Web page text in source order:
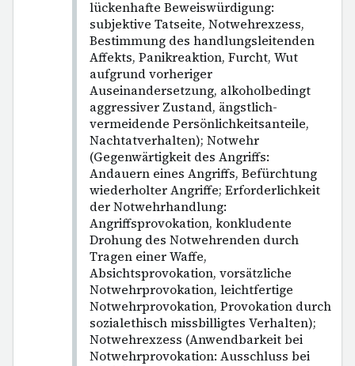
lückenhafte Beweiswürdigung:
subjektive Tatseite, Notwehrexzess,
Bestimmung des handlungsleitenden
Affekts, Panikreaktion, Furcht, Wut
aufgrund vorheriger
Auseinandersetzung, alkoholbedingt
aggressiver Zustand, ängstlich-
vermeidende Persönlichkeitsanteile,
Nachtatverhalten); Notwehr
(Gegenwärtigkeit des Angriffs:
Andauern eines Angriffs, Befürchtung
wiederholter Angriffe; Erforderlichkeit
der Notwehrhandlung:
Angriffsprovokation, konkludente
Drohung des Notwehrenden durch
Tragen einer Waffe,
Absichtsprovokation, vorsätzliche
Notwehrprovokation, leichtfertige
Notwehrprovokation, Provokation durch
sozialethisch missbilligtes Verhalten);
Notwehrexzess (Anwendbarkeit bei
Notwehrprovokation: Ausschluss bei